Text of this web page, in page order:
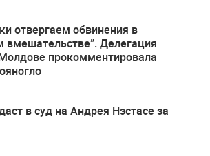
отвергаем обвинения в
вмешательстве”. Делегация
прокомментировала
в суд на Андрея Нэстасе за